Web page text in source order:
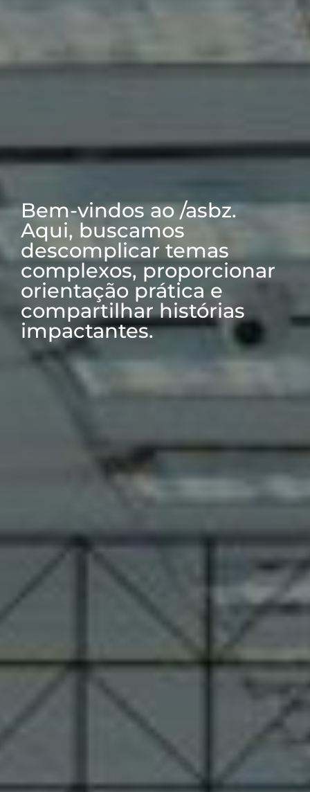
Bem-vindos ao /asbz.
Aqui, buscamos
descomplicar temas
complexos, proporcionar
orientação prática e
compartilhar histórias
impactantes.